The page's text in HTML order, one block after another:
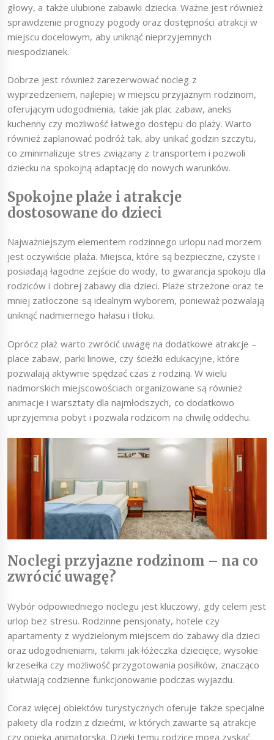
głowy, a także ulubione zabawki dziecka. Ważne jest również
sprawdzenie prognozy pogody oraz dostępności atrakcji w
miejscu docelowym, aby uniknąć nieprzyjemnych
niespodzianek.
Dobrze jest również zarezerwować nocleg z
wyprzedzeniem, najlepiej w miejscu przyjaznym rodzinom,
oferującym udogodnienia, takie jak plac zabaw, aneks
kuchenny czy możliwość łatwego dostępu do plaży. Warto
również zaplanować podróż tak, aby unikać godzin szczytu,
co zminimalizuje stres związany z transportem i pozwoli
dziecku na spokojną adaptację do nowych warunków.
Spokojne plaże i atrakcje
dostosowane do dzieci
Najważniejszym elementem rodzinnego urlopu nad morzem
jest oczywiście plaża. Miejsca, które są bezpieczne, czyste i
posiadają łagodne zejście do wody, to gwarancja spokoju dla
rodziców i dobrej zabawy dla dzieci. Plaże strzeżone oraz te
mniej zatłoczone są idealnym wyborem, ponieważ pozwalają
uniknąć nadmiernego hałasu i tłoku.
Oprócz plaż warto zwrócić uwagę na dodatkowe atrakcje –
place zabaw, parki linowe, czy ścieżki edukacyjne, które
pozwalają aktywnie spędzać czas z rodziną. W wielu
nadmorskich miejscowościach organizowane są również
animacje i warsztaty dla najmłodszych, co dodatkowo
uprzyjemnia pobyt i pozwala rodzicom na chwilę oddechu.
Noclegi przyjazne rodzinom – na co
zwrócić uwagę?
Wybór odpowiedniego noclegu jest kluczowy, gdy celem jest
urlop bez stresu. Rodzinne pensjonaty, hotele czy
apartamenty z wydzielonym miejscem do zabawy dla dzieci
oraz udogodnieniami, takimi jak łóżeczka dziecięce, wysokie
krzesełka czy możliwość przygotowania posiłków, znacząco
ułatwiają codzienne funkcjonowanie podczas wyjazdu.
Coraz więcej obiektów turystycznych oferuje także specjalne
pakiety dla rodzin z dziećmi, w których zawarte są atrakcje
czy opieka animatorska. Dzięki temu rodzice mogą zyskać